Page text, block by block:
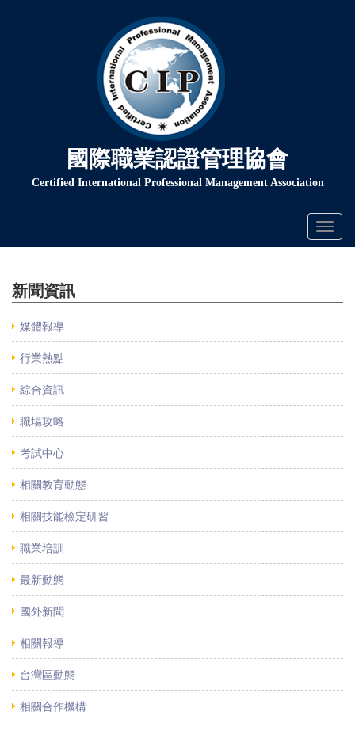
國際職業認證管理協會
Certified International Professional Management Association
新聞資訊
媒體報導
行業熱點
綜合資訊
職場攻略
考試中心
相關教育動態
相關技能檢定研習
職業培訓
最新動態
國外新聞
相關報導
台灣區動態
相關合作機構